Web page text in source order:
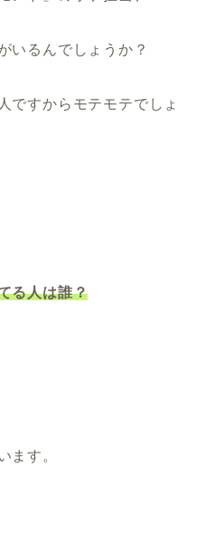
いるんでしょうか？
ですからモテモテでしょ
る人は誰？
ます。